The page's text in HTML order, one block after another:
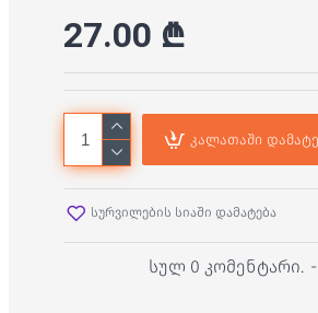
სულ 0 კომენტარი. -
27.00 ₾
კალათაში
სურვილების სიაში დამატება